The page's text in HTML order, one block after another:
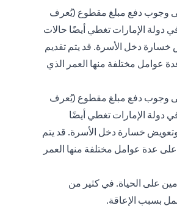
على وجوب دفع مبلغ مقطوع (يُعرف
دولة الإمارات تغطي أيضًا حالات
خسارة دخل الأسرة. قد يتم تقديم
عوامل مختلفة منها العمر الذي
على وجوب دفع مبلغ مقطوع (يُعرف
دولة الإمارات تغطي أيضًا
خسارة دخل الأسرة. قد يتم
عدة عوامل مختلفة منها العمر
على الحياة. في كثير من
بسبب الإعاقة.